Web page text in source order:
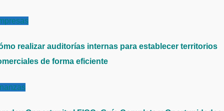
realizar auditorías internas para establecer territorios
de forma eficiente